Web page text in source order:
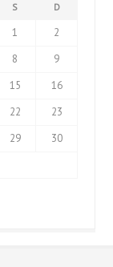
S D
1
2
8
9
15
16
22
23
29
30